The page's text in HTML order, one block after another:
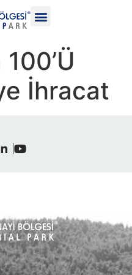
İhracat